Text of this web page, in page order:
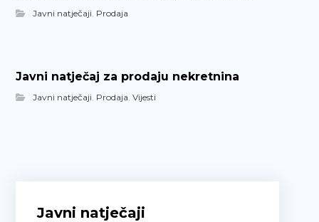
Javni natječaji, Prodaja
Javni natječaj za prodaju nekretnina
Javni natječaji, Prodaja,Vijesti
Javni natječaji